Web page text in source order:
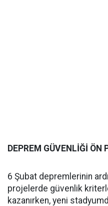
DEPREM GÜVENLİĞİ ÖN
6 Şubat depremlerinin
projelerde güvenlik
kazanırken, yeni